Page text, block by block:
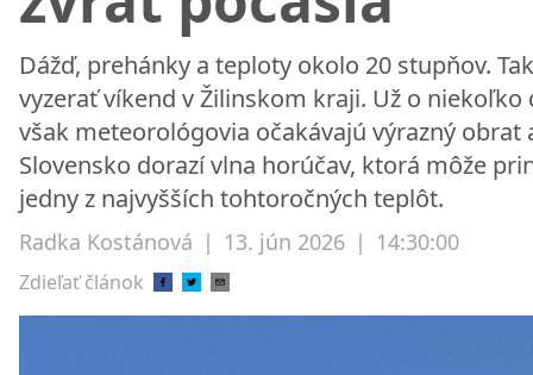
Dážď, prehánky a teploty okolo 20 stupňov.
vyzerať víkend v Žilinskom kraji. Už o niekoľko
však meteorológovia očakávajú výrazný obrat
Slovensko dorazí vlna horúčav, ktorá môže
jedny z najvyšších tohtoročných teplôt.
Radka Kostánová | 13. jún 2026 | 14:30:00
Zdieľať článok